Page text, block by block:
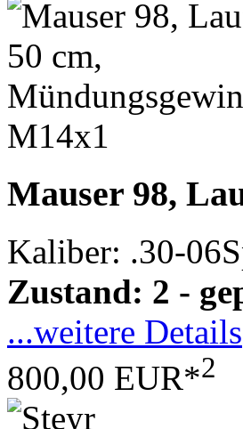
Mauser 98,
Kaliber: .30-
Zustand: 2 -
...weitere Details
800,00 EUR*2